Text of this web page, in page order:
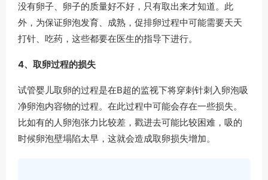
没有卵子、卵子的质量好不好，只有取出来才知道。此
外，为保证卵泡发育、成熟，促排卵过程中可能需要天天
打针、吃药，这些都要在医生的指导下进行。
4、取卵过程的损失
试管婴儿取卵的过程是在B超的监视下将穿刺针刺入卵泡吸
净卵泡内容物的过程。在此过程中可能会存在一些损失。
比如有的人卵泡张力比较差，戳进去可能比较困难，吸的
时候卵泡壁塌陷太早，这就会造成取卵损失增加。